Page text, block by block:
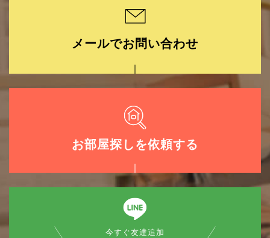
メールでお問い合わせ
お部屋探しを依頼する
今すぐ友達追加